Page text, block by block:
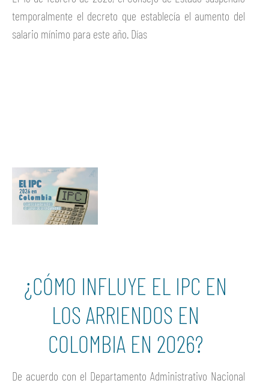
temporalmente el decreto que establecía el aumento del
salario mínimo para este año. Días
¿CÓMO INFLUYE EL IPC EN
LOS ARRIENDOS EN
COLOMBIA EN 2026?
De acuerdo con el Departamento Administrativo Nacional